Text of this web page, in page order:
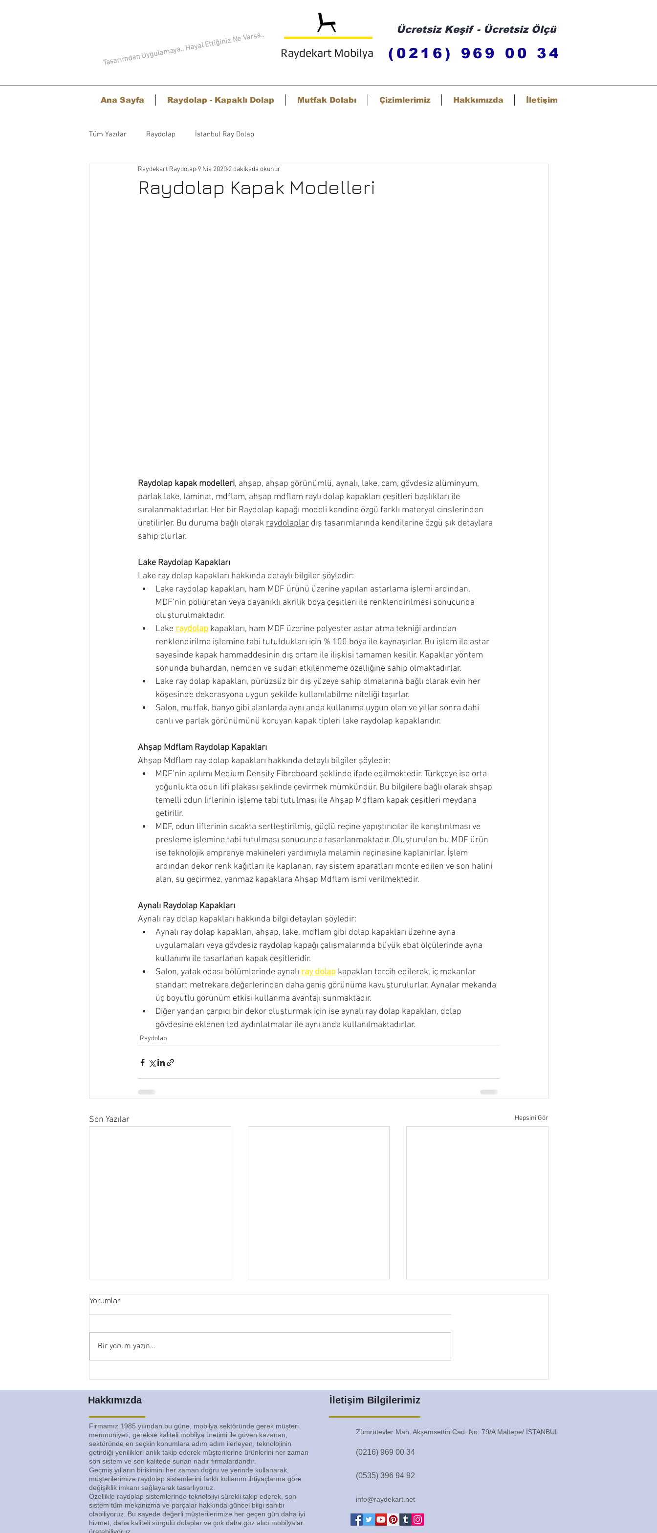
Ücretsiz Keşif - Ücretsiz Ölçü
Raydekart Mobilya (0216) 969 00 34
Tasarımdan Uygulamaya.. Hayal Ettiğiniz Ne Varsa..
Ana Sayfa Raydolap - Kapaklı Dolap Mutfak Dolabı Çizimlerimiz Hakkımızda İletişim
Tüm Yazılar Raydolap İstanbul Ray Dolap
Raydolap Kapak Modelleri
Raydekart Raydolap 9 Nis 2020 2 dakikada okunur
Raydolap kapak modelleri, ahşap, ahşap görünümlü, aynalı, lake, cam, gövdesiz alüminyum,
parlak lake, laminat, mdflam, ahşap mdflam raylı dolap kapakları çeşitleri başlıkları ile
sıralanmaktadırlar. Her bir Raydolap kapağı modeli kendine özgü farklı materyal cinslerinden
üretilirler. Bu duruma bağlı olarak raydolaplar dış tasarımlarında kendilerine özgü şık detaylara
sahip olurlar.
Lake Raydolap Kapakları
Lake ray dolap kapakları hakkında detaylı bilgiler şöyledir:
Lake raydolap kapakları, ham MDF ürünü üzerine yapılan astarlama işlemi ardından,
MDF’nin poliüretan veya dayanıklı akrilik boya çeşitleri ile renklendirilmesi sonucunda
oluşturulmaktadır.
Lake raydolap kapakları, ham MDF üzerine polyester astar atma tekniği ardından
renklendirilme işlemine tabi tutuldukları için % 100 boya ile kaynaşırlar. Bu işlem ile astar
sayesinde kapak hammaddesinin dış ortam ile ilişkisi tamamen kesilir. Kapaklar yöntem
sonunda buhardan, nemden ve sudan etkilenmeme özelliğine sahip olmaktadırlar.
Lake ray dolap kapakları, pürüzsüz bir dış yüzeye sahip olmalarına bağlı olarak evin her
köşesinde dekorasyona uygun şekilde kullanılabilme niteliği taşırlar.
Salon, mutfak, banyo gibi alanlarda aynı anda kullanıma uygun olan ve yıllar sonra dahi
canlı ve parlak görünümünü koruyan kapak tipleri lake raydolap kapaklarıdır.
Ahşap Mdflam Raydolap Kapakları
Ahşap Mdflam ray dolap kapakları hakkında detaylı bilgiler şöyledir:
MDF’nin açılımı Medium Density Fibreboard şeklinde ifade edilmektedir. Türkçeye ise orta
yoğunlukta odun lifi plakası şeklinde çevirmek mümkündür. Bu bilgilere bağlı olarak ahşap
temelli odun liflerinin işleme tabi tutulması ile Ahşap Mdflam kapak çeşitleri meydana
getirilir.
MDF, odun liflerinin sıcakta sertleştirilmiş, güçlü reçine yapıştırıcılar ile karıştırılması ve
presleme işlemine tabi tutulması sonucunda tasarlanmaktadır. Oluşturulan bu MDF ürün
ise teknolojik emprenye makineleri yardımıyla melamin reçinesine kaplanırlar. İşlem
ardından dekor renk kağıtları ile kaplanan, ray sistem aparatları monte edilen ve son halini
alan, su geçirmez, yanmaz kapaklara Ahşap Mdflam ismi verilmektedir.
Aynalı Raydolap Kapakları
Aynalı ray dolap kapakları hakkında bilgi detayları şöyledir:
Aynalı ray dolap kapakları, ahşap, lake, mdflam gibi dolap kapakları üzerine ayna
uygulamaları veya gövdesiz raydolap kapağı çalışmalarında büyük ebat ölçülerinde ayna
kullanımı ile tasarlanan kapak çeşitleridir.
Salon, yatak odası bölümlerinde aynalı ray dolap kapakları tercih edilerek, iç mekanlar
standart metrekare değerlerinden daha geniş görünüme kavuşturulurlar. Aynalar mekanda
üç boyutlu görünüm etkisi kullanma avantajı sunmaktadır.
Diğer yandan çarpıcı bir dekor oluşturmak için ise aynalı ray dolap kapakları, dolap
gövdesine eklenen led aydınlatmalar ile aynı anda kullanılmaktadırlar.
Raydolap
Son Yazılar Hepsini Gör
Sürgülü Dolap Fiyatları
Yorumlar
Bir yorum yazın...
İletişim Bilgilerimiz
Hakkımızda
Firmamız 1985 yılından bu güne, mobilya sektöründe gerek müşteri
memnuniyeti, gerekse kaliteli mobilya üretimi ile güven kazanan,
sektöründe en seçkin konumlara adım adım ilerleyen, teknolojinin
getirdiği yenilikleri anlık takip ederek müşterilerine ürünlerini her zaman
son sistem ve son kalitede sunan nadir firmalardandır.
Geçmiş yılların birikimini her zaman doğru ve yerinde kullanarak,
müşterilerimize raydolap sistemlerini farklı kullanım ihtiyaçlarına göre
değişiklik imkanı sağlayarak tasarlıyoruz.
Özellikle raydolap sistemlerinde teknolojiyi sürekli takip ederek, son
sistem tüm mekanizma ve parçalar hakkında güncel bilgi sahibi
olabiliyoruz. Bu sayede değerli müşterilerimize her geçen gün daha iyi
hizmet, daha kaliteli sürgülü dolaplar ve çok daha göz alıcı mobilyalar
Zümrütevler Mah. Akşemsettin Cad. No: 79/A Maltepe/ İSTANBUL
(0216) 969 00 34
(0535) 396 94 92
info@raydekart.net